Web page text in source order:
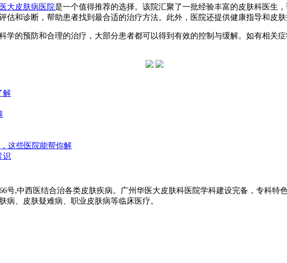
大皮肤病医院是一个值得推荐的选择。该院汇聚了一批经验丰富的皮肤科医生
估和诊断，帮助患者找到最合适的治疗方法。此外，医院还提供健康指导和皮
学的预防和合理的治疗，大部分患者都可以得到有效的控制与缓解。如有相关
解
这些医院能帮你解
识
号,中西医结合治各类皮肤疾病。广州华医大皮肤科医院学科建设完备，专科特
病、皮肤疑难病、职业皮肤病等临床医疗。